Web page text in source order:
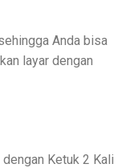
Anda bisa
layar dengan
Ketuk 2 Kali